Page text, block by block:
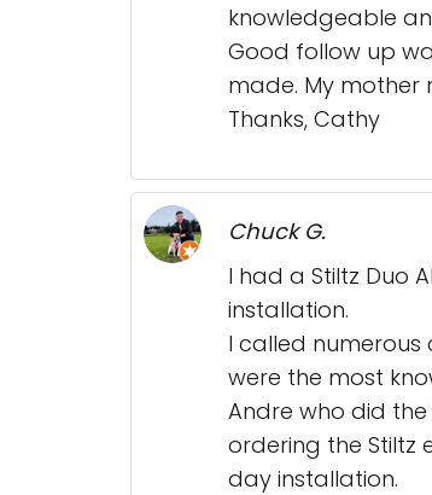
knowledgeable
Good follow up
made. My mother
Thanks, Cathy
Chuck G.
I had a Stiltz Duo
installation.
I called
were the most
Andre who did
ordering the Stiltz
day installation.